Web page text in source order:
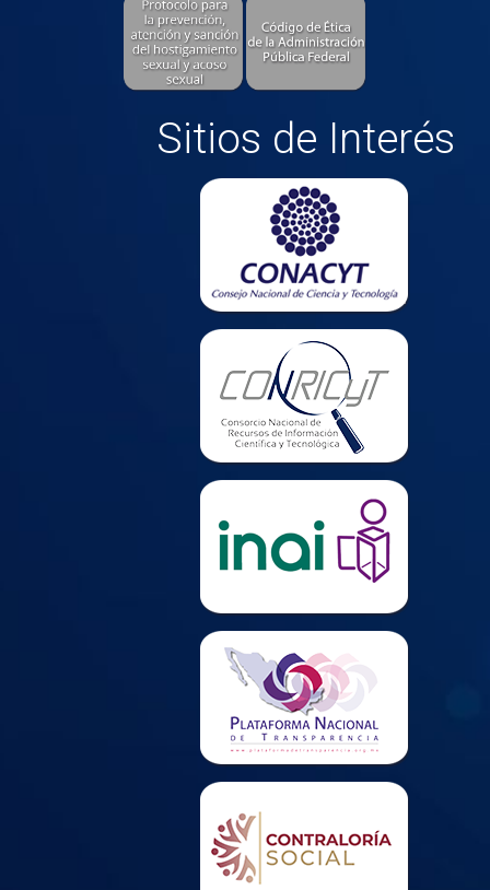
Sitios de Interés